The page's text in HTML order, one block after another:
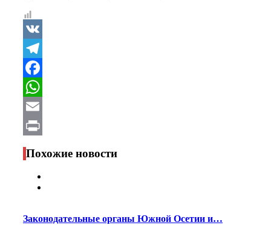
VK
Telegram
Facebook
WhatsApp
Email
Print
Похожие новости
Законодательные органы Южной Осетии и…